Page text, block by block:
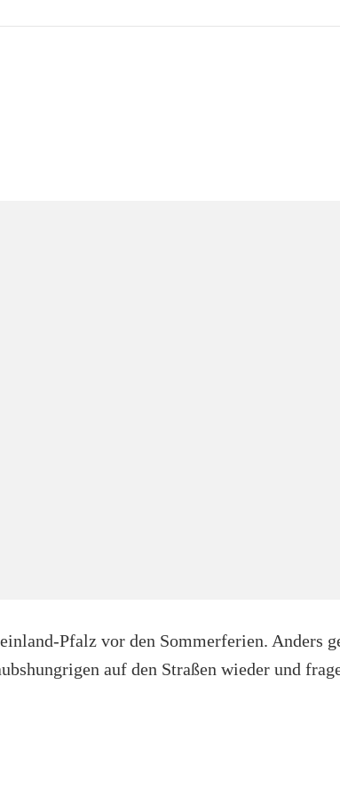
Pfalz vor den Sommerferien. Anders
auf den Straßen wieder und